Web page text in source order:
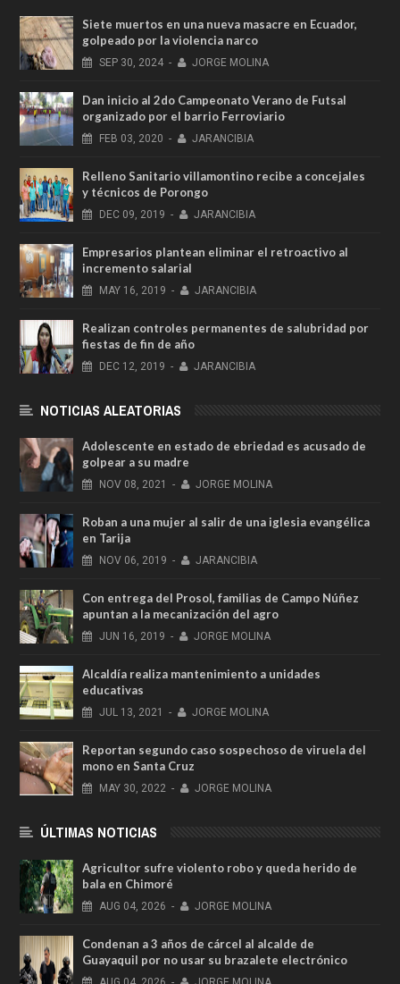
Siete muertos en una nueva masacre en Ecuador,
golpeado por la violencia narco
SEP 30, 2024 - JORGE MOLINA
Dan inicio al 2do Campeonato Verano de Futsal
organizado por el barrio Ferroviario
FEB 03, 2020 - JARANCIBIA
Relleno Sanitario villamontino recibe a concejales
y técnicos de Porongo
DEC 09, 2019 - JARANCIBIA
Empresarios plantean eliminar el retroactivo al
incremento salarial
MAY 16, 2019 - JARANCIBIA
Realizan controles permanentes de salubridad por
fiestas de fin de año
DEC 12, 2019 - JARANCIBIA
NOTICIAS ALEATORIAS
Adolescente en estado de ebriedad es acusado de
golpear a su madre
NOV 08, 2021 - JORGE MOLINA
Roban a una mujer al salir de una iglesia evangélica
en Tarija
NOV 06, 2019 - JARANCIBIA
Con entrega del Prosol, familias de Campo Núñez
apuntan a la mecanización del agro
JUN 16, 2019 - JORGE MOLINA
Alcaldía realiza mantenimiento a unidades
educativas
JUL 13, 2021 - JORGE MOLINA
Reportan segundo caso sospechoso de viruela del
mono en Santa Cruz
MAY 30, 2022 - JORGE MOLINA
ÚLTIMAS NOTICIAS
Agricultor sufre violento robo y queda herido de
bala en Chimoré
AUG 04, 2026 - JORGE MOLINA
Condenan a 3 años de cárcel al alcalde de
Guayaquil por no usar su brazalete electrónico